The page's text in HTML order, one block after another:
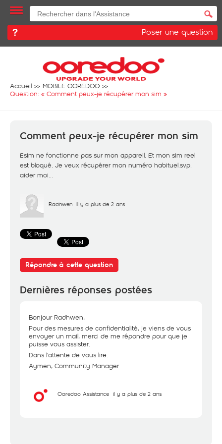
Poser une question
Accueil
MOBILE OOREDOO
Question: « Comment peux-je récupérer mon sim »
Comment peux-je récupérer mon sim
Esim ne fonctionne pas sur mon appareil. Et mon sim reel
est bloqué. Je veux récupérer mon numéro habituel.svp.
aider moi...
Radhwen il y a plus de 2 ans
Répondre à cette question
Dernières réponses postées
Bonjour Radhwen,
Pour des mesures de confidentialité, je viens de vous
envoyer un mail, merci de me répondre pour que je
puisse vous assister.
Dans l'attente de vous lire.
Aymen, Community Manager
Ooredoo Assistance il y a plus de 2 ans